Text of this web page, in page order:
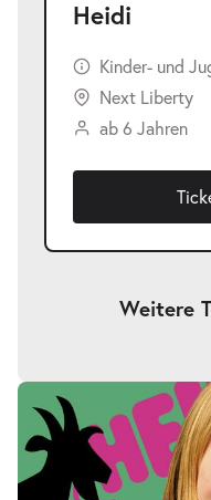
Heidi
Kinder- und
Next Liberty
ab 6 Jahren
Weitere
Heidi-
Fr.
Fr. 23.04.2027
17:00–18:00